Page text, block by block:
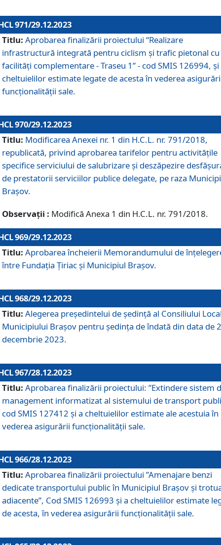
971/29.12.2023
Titlu: Aprobarea finalizării proiectului “Realizare
infrastructură integrată pentru ciclism şi trafic pietonal cu
facilităţi complementare - Traseu 1” - cod SMIS 126994, și
cheltuielilor estimate legate de acesta în vederea
funcționalității sale.
970/29.12.2023
Titlu: Modificarea Anexei nr. 1 din H.C.L. nr. 791/2018,
republicată, privind aprobarea tarifelor pentru activitățile
specifice serviciului de salubrizare și deszăpezire
de prestatorii serviciilor publice delegate, pe raza
Brașov.
Observații : Modifică Anexa 1 din H.C.L. nr. 791/2018.
969/29.12.2023
Titlu: Aprobarea încheierii Memorandumului de
între Fundația Țiriac și Municipiul Brașov.
968/29.12.2023
Titlu: Alegerea preşedintelui de şedinţă al Consiliului
Municipiului Braşov pentru ședința de îndată din data de
decembrie 2023.
967/28.12.2023
Titlu: Aprobarea finalizării proiectului: ”Extindere sistem
management informatizat al sistemului de transport
cod SMIS 127412 și a cheltuielilor estimate ale acestuia în
vederea asigurării funcționalității sale.
966/28.12.2023
Titlu: Aprobarea finalizării proiectului ”Amenajare benzi
dedicate transportului public în Municipiul Brașov şi
adiacente”, Cod SMIS 126993 și a cheltuielilor estimate
de acesta, în vederea asigurării funcționalității sale.